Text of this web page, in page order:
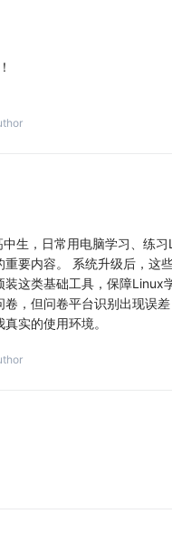
生，日常用电脑学习、练
要内容。 系统升级后，
这类基础工具，保障
，但问卷平台识别出现误
实的使用环境。